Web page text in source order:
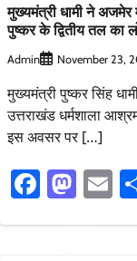
मुख्यमंत्री धामी ने अजमेर
पुष्कर के द्वितीय तल का
Admin November 23,
मुख्यमंत्री पुष्कर सिंह
उत्तराखंड धर्मशाला
इस अवसर पर […]